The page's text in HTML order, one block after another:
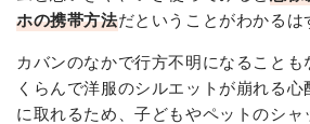
ホの携帯方法だということがわかるは
カバンのなかで行方不明になること
くらんで洋服のシルエットが崩れる
に取れるため、子どもやペットのシ